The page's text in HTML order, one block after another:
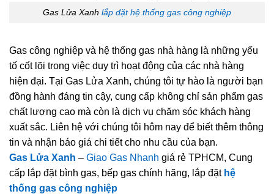
Gas Lửa Xanh lắp đặt hệ thống gas công nghiệp
Gas công nghiệp và hệ thống gas nhà hàng là những yếu
tố cốt lõi trong việc duy trì hoạt động của các nhà hàng
hiện đại. Tại Gas Lửa Xanh, chúng tôi tự hào là người bạn
đồng hành đáng tin cậy, cung cấp không chỉ sản phẩm gas
chất lượng cao mà còn là dịch vụ chăm sóc khách hàng
xuất sắc. Liên hệ với chúng tôi hôm nay để biết thêm thông
tin và nhận báo giá chi tiết cho nhu cầu của bạn.
Gas Lửa Xanh – Giao Gas Nhanh giá rẻ TPHCM, Cung
cấp lắp đặt bình gas, bếp gas chính hãng, lắp đặt hệ
thống gas công nghiệp